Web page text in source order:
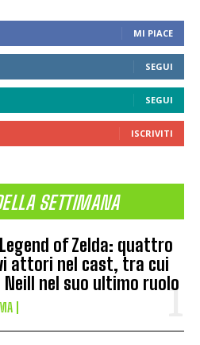
MI PIACE
SEGUI
SEGUI
ISCRIVITI
SETTIMANA
of Zelda: quattro
attori nel cast, tra cui
Neill nel suo ultimo ruolo